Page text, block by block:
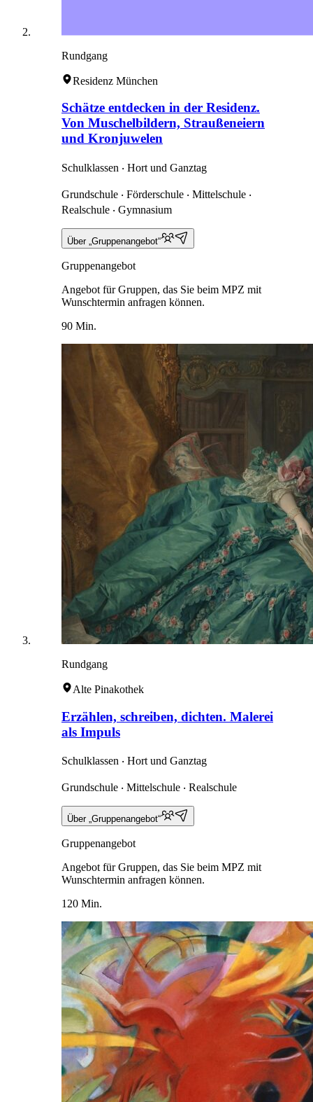
Rundgang
Residenz München
Schätze entdecken in der Residenz.
Von Muschelbildern, Straußeneiern
und Kronjuwelen
Schulklassen ‧ Hort und Ganztag
Grundschule ‧ Förderschule ‧ Mittelschule ‧
Realschule ‧ Gymnasium
Über „Gruppenangebot“
Gruppenangebot
Angebot für Gruppen, das Sie beim MPZ mit
Wunschtermin anfragen können.
90 Min.
Rundgang
Alte Pinakothek
Erzählen, schreiben, dichten. Malerei
als Impuls
Schulklassen ‧ Hort und Ganztag
Grundschule ‧ Mittelschule ‧ Realschule
Über „Gruppenangebot“
Gruppenangebot
Angebot für Gruppen, das Sie beim MPZ mit
Wunschtermin anfragen können.
120 Min.